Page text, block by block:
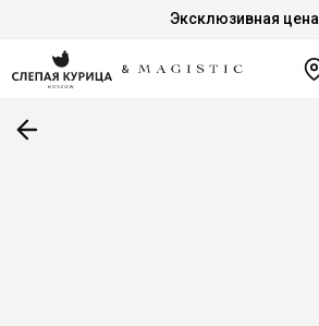
Эксклюзивная цена